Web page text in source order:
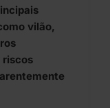
vilão,
riscos